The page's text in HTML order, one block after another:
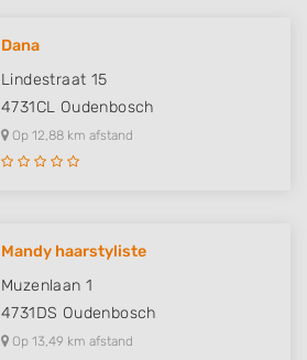
Dana
Lindestraat 15
4731CL Oudenbosch
Op 12,88 km afstand
Mandy haarstyliste
Muzenlaan 1
4731DS Oudenbosch
Op 13,49 km afstand